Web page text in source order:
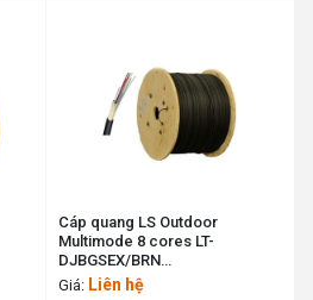
Cáp quang LS Outdoor
Multimode 8 cores LT-
DJBGSEX/BRN
MG8XXX(06T2.00) LS cable
Giá: Liên hệ